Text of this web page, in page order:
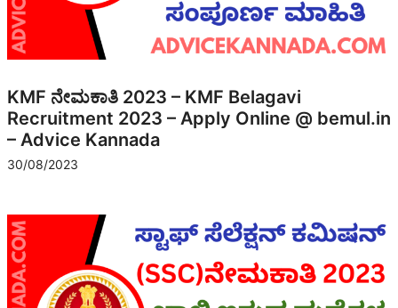
KMF ನೇಮಕಾತಿ 2023 – KMF Belagavi
Recruitment 2023 – Apply Online @ bemul.in
– Advice Kannada
30/08/2023